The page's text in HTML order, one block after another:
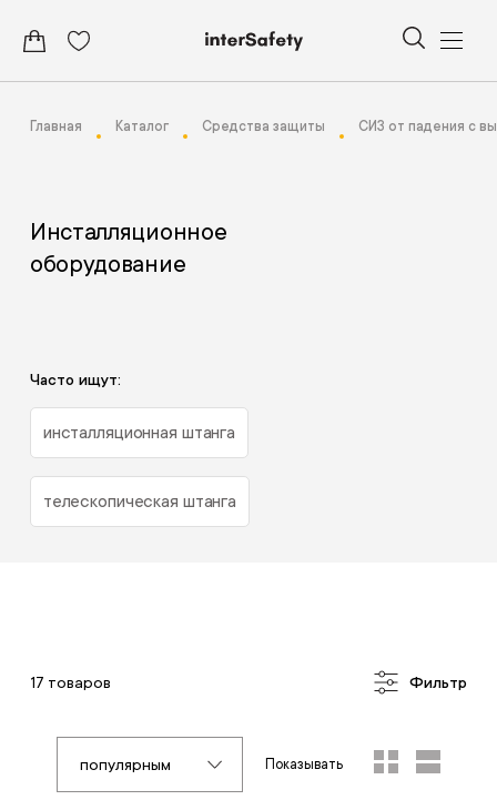
Главная Каталог Средства защиты СИЗ от падения с
Инсталляционное
оборудование
Часто ищут:
инсталляционная штанга
телескопическая штанга
17 товаров Фильтр
популярным Показывать